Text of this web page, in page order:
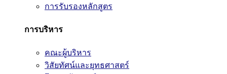
การรับรองหลักสูตร
การบริหาร
คณะผู้บริหาร
วิสัยทัศน์และยุทธศาสตร์